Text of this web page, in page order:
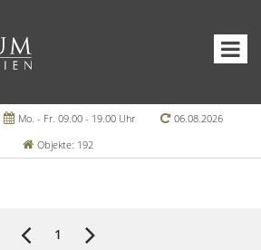
Mo. - Fr. 09.00 - 19.00 Uhr
06.08.2026
Objekte: 192
1